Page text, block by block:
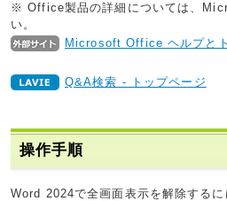
※ Office製品の詳細については、
い。
Microsoft Office ヘルプと
Q&A検索 - トップページ
操作手順
Word 2024で全画面表示を解除する